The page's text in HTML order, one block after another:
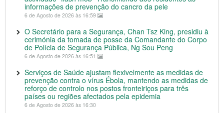
informações de prevenção do cancro da pele
6 de Agosto de 2026 às 16:59
O Secretário para a Segurança, Chan Tsz King, presidiu à
cerimónia da tomada de posse da Comandante do Corpo
de Polícia de Segurança Pública, Ng Sou Peng
6 de Agosto de 2026 às 16:51
Serviços de Saúde ajustam flexivelmente as medidas de
prevenção contra o vírus Ébola, mantendo as medidas de
reforço de controlo nos postos fronteiriços para três
países ou regiões afectados pela epidemia
6 de Agosto de 2026 às 16:30